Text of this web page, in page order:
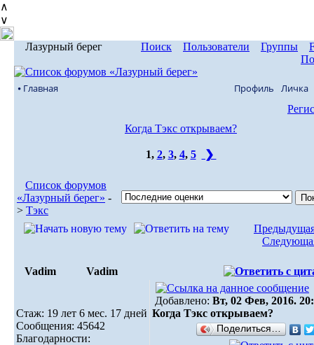
∧
∨
Лазурный берег Поиск Пользователи Группы
⦁ Главная Профиль Личка
Когда Тэкс открываем?
1, 2, 3, 4, 5 ❯
Список форумов
«Лазурный берег» -
> Тэкс
Vadim Vadim
Стаж: 19 лет 6 мес. 17 дней
Сообщения: 45642
Благодарности:
Добавлено: Вт, 02 Фев, 2016.
Когда Тэкс открываем?
Поделиться…